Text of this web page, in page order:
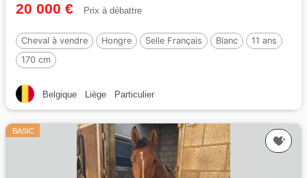
20 000 € Prix à débattre
Cheval à vendre Hongre Selle Français Blanc
11 ans
170 cm
Belgique Liège Particulier
BASIC